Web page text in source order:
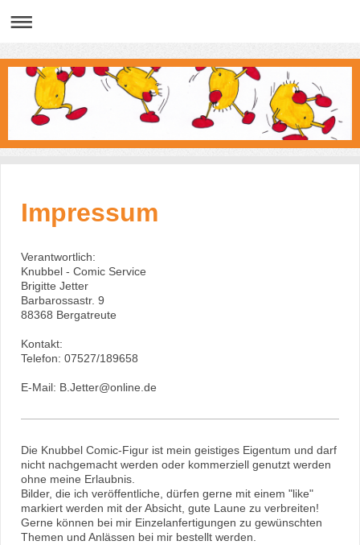
Impressum
Verantwortlich:
Knubbel - Comic Service
Brigitte Jetter
Barbarossastr. 9
88368 Bergatreute
Kontakt:
Telefon: 07527/189658
E-Mail: B.Jetter@online.de
Die Knubbel Comic-Figur ist mein geistiges Eigentum und darf
nicht nachgemacht werden oder kommerziell genutzt werden
ohne meine Erlaubnis.
Bilder, die ich veröffentliche, dürfen gerne mit einem "like"
markiert werden mit der Absicht, gute Laune zu verbreiten!
Gerne können bei mir Einzelanfertigungen zu gewünschten
Themen und Anlässen bei mir bestellt werden.